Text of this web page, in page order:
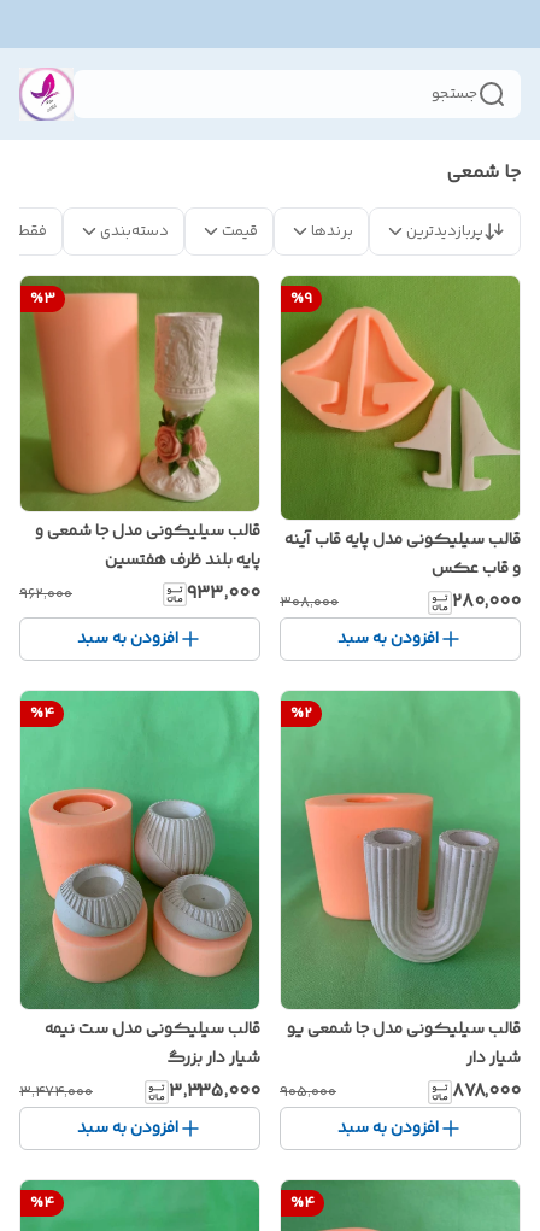
جستجو
جا شمعی
پربازدیدترین برندها قیمت دسته‌بندی فقط
%9
قالب سیلیکونی مدل پایه قاب آینه
و قاب عکس
۲۸۰٬۰۰۰ ۳۰۸٬۰۰۰
افزودن به سبد
%3
قالب سیلیکونی مدل جا شمعی و
پایه بلند ظرف هفتسین
۹۳۳٬۰۰۰ ۹۶۲٬۰۰۰
افزودن به سبد
%2
قالب سیلیکونی مدل جا شمعی یو
شیار دار
۸۷۸٬۰۰۰ ۹۰۵٬۰۰۰
افزودن به سبد
%4
قالب سیلیکونی مدل ست نیمه
شیار دار بزرگ
۳٬۳۳۵٬۰۰۰ ۳٬۴۷۴٬۰۰۰
افزودن به سبد
%4
%4